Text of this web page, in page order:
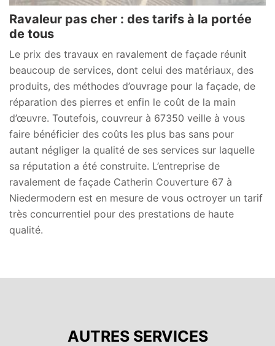
Ravaleur pas cher : des tarifs à la portée
de tous
Le prix des travaux en ravalement de façade réunit
beaucoup de services, dont celui des matériaux, des
produits, des méthodes d’ouvrage pour la façade, de
réparation des pierres et enfin le coût de la main
d’œuvre. Toutefois, couvreur à 67350 veille à vous
faire bénéficier des coûts les plus bas sans pour
autant négliger la qualité de ses services sur laquelle
sa réputation a été construite. L’entreprise de
ravalement de façade Catherin Couverture 67 à
Niedermodern est en mesure de vous octroyer un tarif
très concurrentiel pour des prestations de haute
qualité.
AUTRES SERVICES